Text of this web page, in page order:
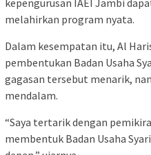
melahirkan program nyata.
Dalam kesempatan itu, Al
pembentukan Badan Usaha
gagasan tersebut menarik,
mendalam.
“Saya tertarik dengan
membentuk Badan Usaha